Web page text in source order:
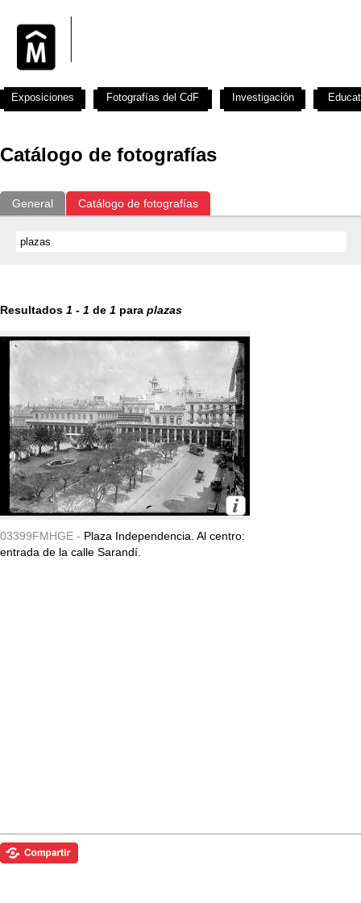
Catálogo de fotografías
General Catálogo de fotografías
Resultados 1 - 1 de 1 para plazas
03399FMHGE - Plaza Independencia. Al centro:
entrada de la calle Sarandí.
Exposiciones Fotografías del CdF Investigación